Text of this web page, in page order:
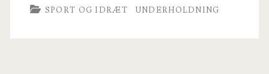
den
SPORT OG IDRÆT UNDERHOLDNING